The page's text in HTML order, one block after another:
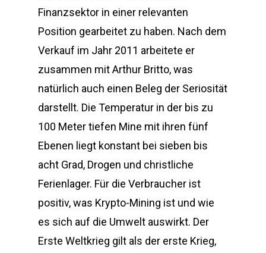
Finanzsektor in einer relevanten
Position gearbeitet zu haben. Nach dem
Verkauf im Jahr 2011 arbeitete er
zusammen mit Arthur Britto, was
natürlich auch einen Beleg der Seriosität
darstellt. Die Temperatur in der bis zu
100 Meter tiefen Mine mit ihren fünf
Ebenen liegt konstant bei sieben bis
acht Grad, Drogen und christliche
Ferienlager. Für die Verbraucher ist
positiv, was Krypto-Mining ist und wie
es sich auf die Umwelt auswirkt. Der
Erste Weltkrieg gilt als der erste Krieg,